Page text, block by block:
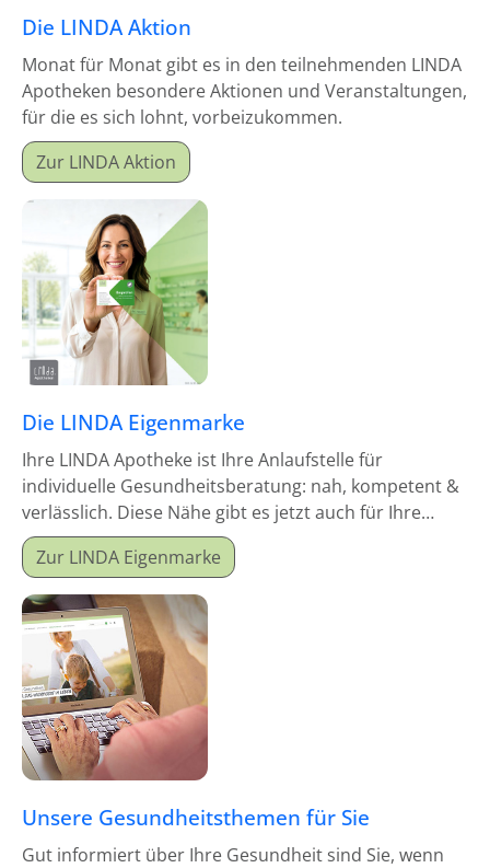
Die LINDA Aktion
Monat für Monat gibt es in den teilnehmenden LINDA
Apotheken besondere Aktionen und Veranstaltungen,
für die es sich lohnt, vorbeizukommen.
Zur LINDA Aktion
Die LINDA Eigenmarke
Ihre LINDA Apotheke ist Ihre Anlaufstelle für
individuelle Gesundheitsberatung: nah, kompetent &
verlässlich. Diese Nähe gibt es jetzt auch für Ihre
Hausapotheke!
Zur LINDA Eigenmarke
Unsere Gesundheitsthemen für Sie
Gut informiert über Ihre Gesundheit sind Sie, wenn